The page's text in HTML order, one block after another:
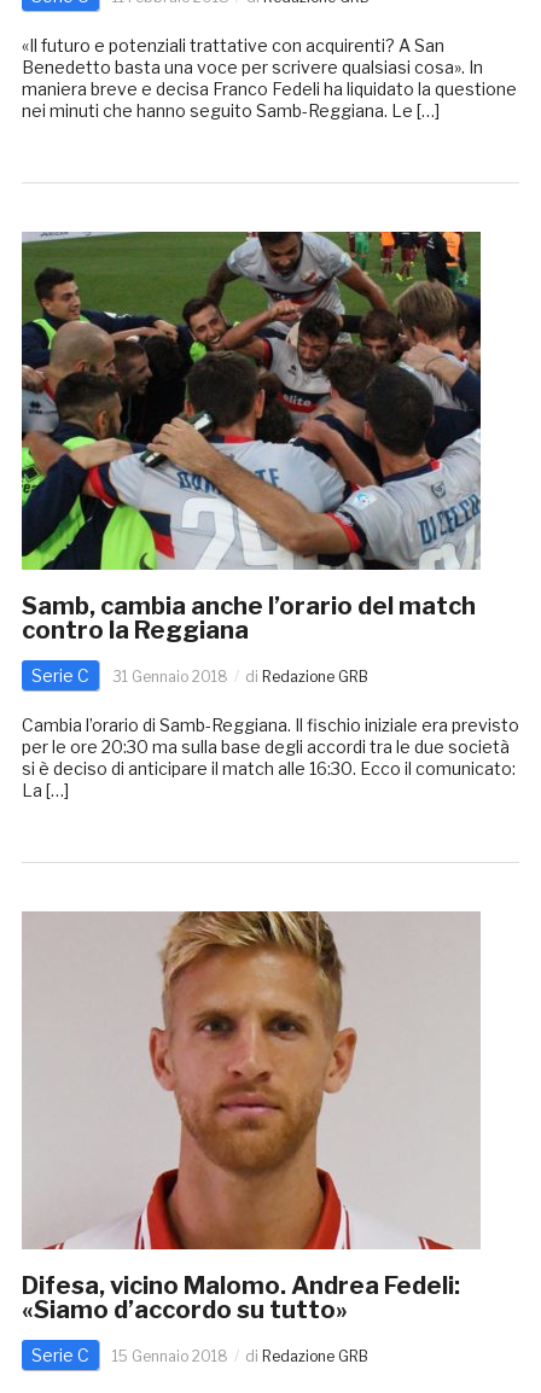
«Il futuro e potenziali trattative con acquirenti? A San
Benedetto basta una voce per scrivere qualsiasi cosa». In
maniera breve e decisa Franco Fedeli ha liquidato la questione
nei minuti che hanno seguito Samb-Reggiana. Le […]
Samb, cambia anche l’orario del match
contro la Reggiana
Serie C 31 Gennaio 2018 di Redazione GRB
Cambia l’orario di Samb-Reggiana. Il fischio iniziale era previsto
per le ore 20:30 ma sulla base degli accordi tra le due società
si è deciso di anticipare il match alle 16:30. Ecco il comunicato:
La […]
Difesa, vicino Malomo. Andrea Fedeli:
«Siamo d’accordo su tutto»
Serie C 15 Gennaio 2018 di Redazione GRB